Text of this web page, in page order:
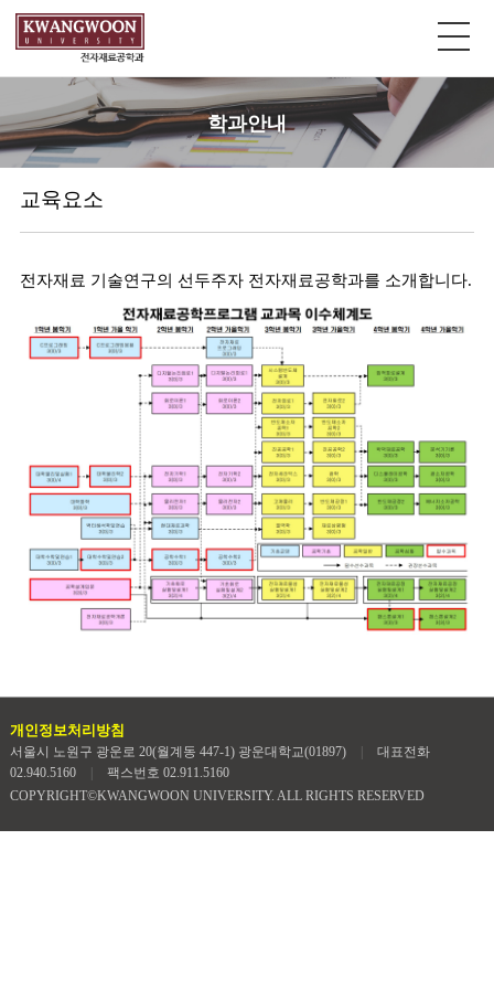
학과안내
교육요소
전자재료 기술연구의 선두주자 전자재료공학과를 소개합니다.
개인정보처리방침
서울시 노원구 광운로 20(월계동 447-1) 광운대학교(01897) |
대표전화
02.940.5160
|
팩스번호 02.911.5160
COPYRIGHT©KWANGWOON UNIVERSITY. ALL RIGHTS RESERVED